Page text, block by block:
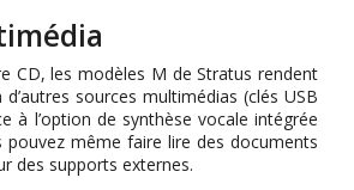
CD, les modèles M de Stratus rendent
d’autres sources multimédias (clés USB
à l’option de synthèse vocale intégrée
pouvez même faire lire des documents
des supports externes.